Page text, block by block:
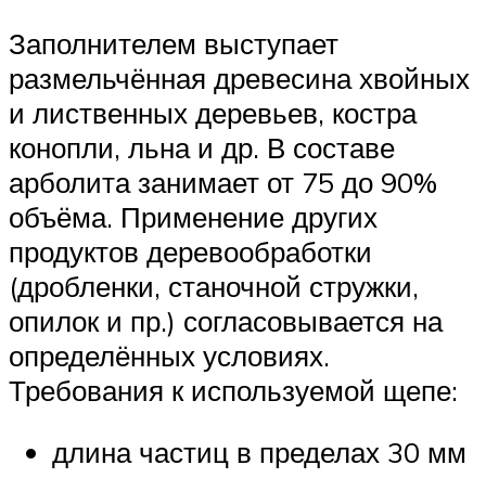
Заполнителем выступает
размельчённая древесина хвойных
и лиственных деревьев, костра
конопли, льна и др. В составе
арболита занимает от 75 до 90%
объёма. Применение других
продуктов деревообработки
(дробленки, станочной стружки,
опилок и пр.) согласовывается на
определённых условиях.
Требования к используемой щепе:
длина частиц в пределах 30 мм